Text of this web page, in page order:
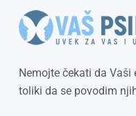
Nemojte čekati da
toliki da se povodim